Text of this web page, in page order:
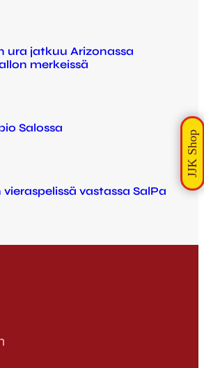
ura jatkuu Arizonassa
merkeissä
Salossa
vastassa SalPa